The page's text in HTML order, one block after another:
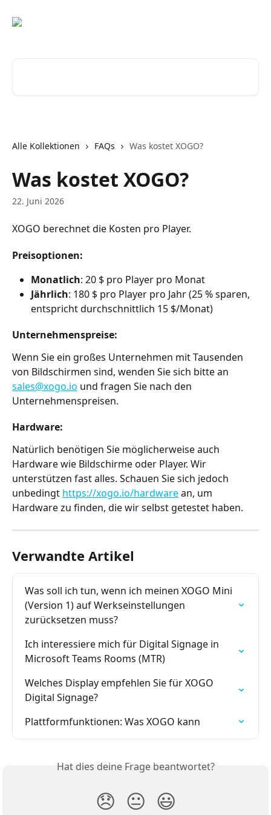
Alle Kollektionen FAQs Was kostet XOGO?
Was kostet XOGO?
22. Juni 2026
XOGO berechnet die Kosten pro Player.
Preisoptionen:
Monatlich: 20 $ pro Player pro Monat
Jährlich: 180 $ pro Player pro Jahr (25 % sparen,
entspricht durchschnittlich 15 $/Monat)
Unternehmenspreise:
Wenn Sie ein großes Unternehmen mit Tausenden
von Bildschirmen sind, wenden Sie sich bitte an
sales@xogo.io und fragen Sie nach den
Unternehmenspreisen.
Hardware:
Natürlich benötigen Sie möglicherweise auch
Hardware wie Bildschirme oder Player. Wir
unterstützen fast alles. Schauen Sie sich jedoch
unbedingt https://xogo.io/hardware an, um
Hardware zu finden, die wir selbst getestet haben.
Verwandte Artikel
Was soll ich tun, wenn ich meinen XOGO Mini
(Version 1) auf Werkseinstellungen
zurücksetzen muss?
Ich interessiere mich für Digital Signage in
Microsoft Teams Rooms (MTR)
Welches Display empfehlen Sie für XOGO
Digital Signage?
Plattformfunktionen: Was XOGO kann
Hat dies deine Frage beantwortet?
😞 😐 😃